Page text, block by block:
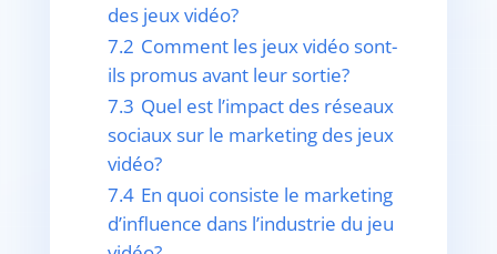
des jeux vidéo?
7.2 Comment les jeux vidéo sont-
ils promus avant leur sortie?
7.3 Quel est l’impact des réseaux
sociaux sur le marketing des jeux
vidéo?
7.4 En quoi consiste le marketing
d’influence dans l’industrie du jeu